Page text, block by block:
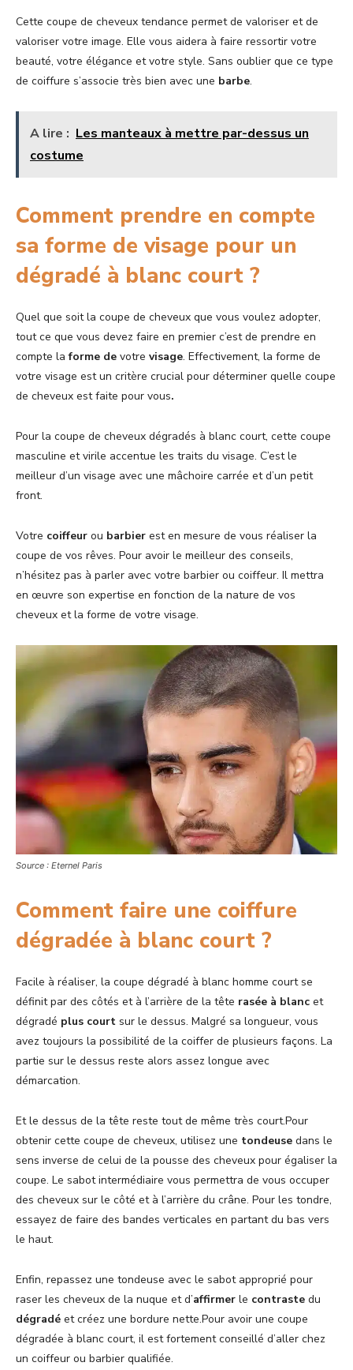
Cette coupe de cheveux tendance permet de valoriser et de
valoriser votre image. Elle vous aidera à faire ressortir votre
beauté, votre élégance et votre style. Sans oublier que ce type
de coiffure s’associe très bien avec une barbe.
A lire : Les manteaux à mettre par-dessus un
costume
Comment prendre en compte
sa forme de visage pour un
dégradé à blanc court ?
Quel que soit la coupe de cheveux que vous voulez adopter,
tout ce que vous devez faire en premier c’est de prendre en
compte laforme de votre visage. Effectivement, la forme de
votre visage est un critère crucial pour déterminer quelle coupe
de cheveux est faite pour vous.
Pour la coupe de cheveux dégradés à blanc court, cette coupe
masculine et virile accentue les traits du visage. C’est le
meilleur d’un visage avec une mâchoire carrée et d’un petit
front.
Votre coiffeur ou barbier est en mesure de vous réaliser la
coupe de vos rêves. Pour avoir le meilleur des conseils,
n’hésitez pas à parler avec votre barbier ou coiffeur. Il mettra
en œuvre son expertise en fonction de la nature de vos
cheveux et la forme de votre visage.
Source : Eternel Paris
Comment faire une coiffure
dégradée à blanc court ?
Facile à réaliser, la coupe dégradé à blanc homme court se
définit par des côtés et à l’arrière de la tête rasée à blanc et
dégradé plus court sur le dessus. Malgré sa longueur, vous
avez toujours la possibilité de la coiffer de plusieurs façons. La
partie sur le dessus reste alors assez longue avec
démarcation.
Et le dessus de la tête reste tout de même très court.Pour
obtenir cette coupe de cheveux, utilisez une tondeuse dans le
sens inverse de celui de la pousse des cheveux pour égaliser la
coupe. Le sabot intermédiaire vous permettra de vous occuper
des cheveux sur le côté et à l’arrière du crâne. Pour les tondre,
essayez de faire des bandes verticales en partant du bas vers
le haut.
Enfin, repassez une tondeuse avec le sabot approprié pour
raser les cheveux de la nuque et d’affirmer le contraste du
dégradé et créez une bordure nette.Pour avoir une coupe
dégradée à blanc court, il est fortement conseillé d’aller chez
un coiffeur ou barbier qualifiée.